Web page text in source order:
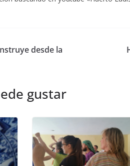
desde la
gustar